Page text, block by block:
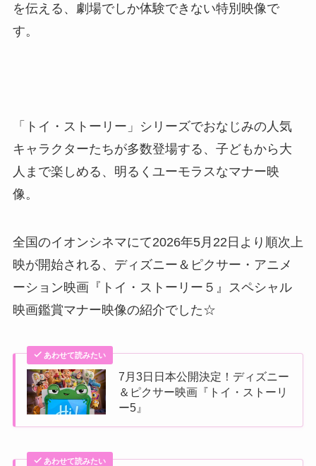
を伝える、劇場でしか体験できない特別映像で
す。
「トイ・ストーリー」シリーズでおなじみの人気
キャラクターたちが多数登場する、子どもから大
人まで楽しめる、明るくユーモラスなマナー映
像。
全国のイオンシネマにて2026年5月22日より順次上
映が開始される、ディズニー＆ピクサー・アニメ
ーション映画『トイ・ストーリー５』スペシャル
映画鑑賞マナー映像の紹介でした☆
あわせて読みたい
7月3日日本公開決定！ディズニー
＆ピクサー映画『トイ・ストーリ
ー5』
あわせて読みたい